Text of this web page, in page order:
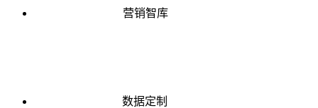
营销智库
数据定制